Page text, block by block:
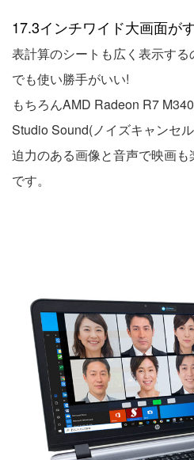
17.3インチワイド大画面が
表計算のシートも広く表示す
でも使い勝手がいい!
もちろんAMD Radeon R7
Studio Sound(ノイズキャンセ
迫力のある画像と音声で映画
です。